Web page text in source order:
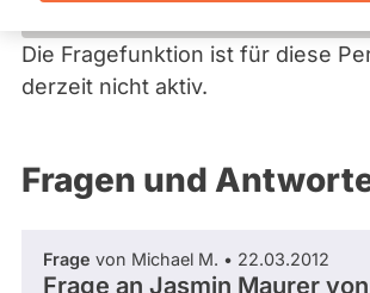
Über uns
Die Fragefunktion ist für diese
derzeit nicht aktiv.
Nur
aktiven
oder
Mandaten
Fragen und
Frage von Michael M. • 22.03.2012
Frage an Jasmin Maurer von